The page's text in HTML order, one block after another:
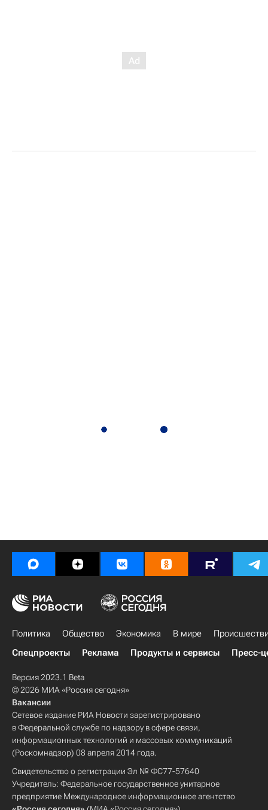
Политика Общество Экономика В мире
Спецпроекты
Реклама Продукты и сервисы Пресс-
Версия 2023.1 Beta
© 2026 МИА «Россия сегодня»
Вакансии
Сетевое издание РИА Новости зарегистрировано
в Федеральной службе по надзору в сфере связи,
информационных технологий и массовых коммуникаций
(Роскомнадзор) 08 апреля 2014 года.
Свидетельство о регистрации Эл № ФС77-57640
Учредитель: Федеральное государственное унитарное
предприятие Международное информационное агентство